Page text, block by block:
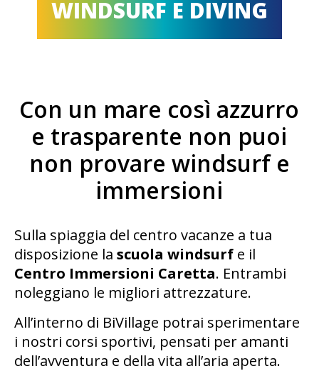
WINDSURF E DIVING
Con un mare così azzurro
e trasparente non puoi
non provare windsurf e
immersioni
Sulla spiaggia del centro vacanze a tua
disposizione la scuola windsurf e il
Centro Immersioni Caretta. Entrambi
noleggiano le migliori attrezzature.
All’interno di BiVillage potrai sperimentare
i nostri corsi sportivi, pensati per amanti
dell’avventura e della vita all’aria aperta.